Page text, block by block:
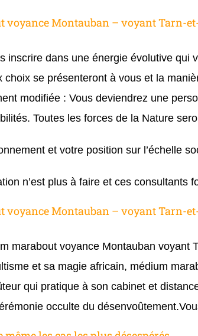
voyance Montauban – voyant Tarn-
inscrire dans une énergie évolutive qui
choix se présenteront à vous et la
modifiée : Vous deviendrez une
Toutes les forces de la Nature
et votre position sur l’échelle
n’est plus à faire et ces consultants
voyance Montauban – voyant Tarn-
marabout voyance Montauban voyant
et sa magie africain, médium
qui pratique à son cabinet et
occulte du